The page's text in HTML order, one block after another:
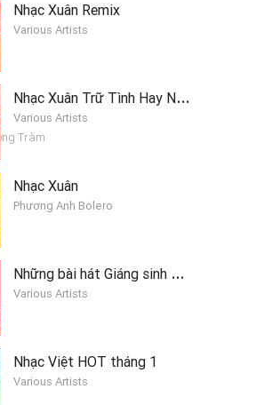
Tràm
Nhạc Xuân Remix
Various Artists
N
hạc Xuân Trữ Tình Hay Nhất
Various Artists
Nhạc Xuân
Phương Anh Bolero
N
hững bài hát Giáng sinh hay nhất 2019
Various Artists
Nhạc Việt HOT tháng 1
Various Artists